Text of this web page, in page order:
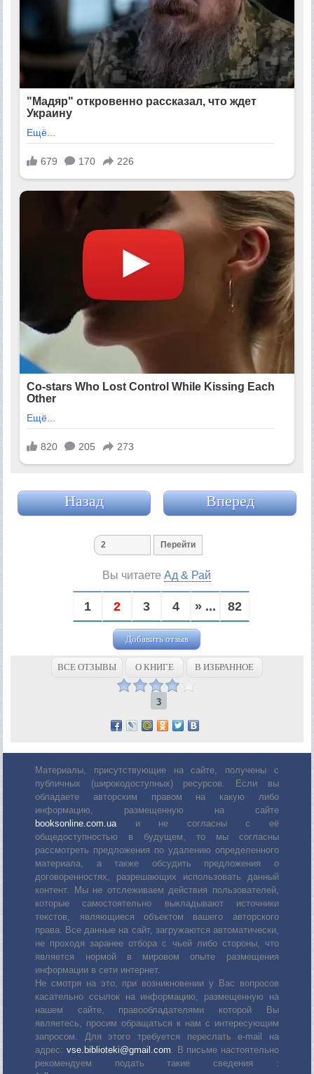
Назад Вперед
Вы читаетеАд & Рай
1 2 3 4 » ... 82
Добавить отзыв
ВСЕ ОТЗЫВЫ О КНИГЕ В ИЗБРАННОЕ
3
Материалы, присутствующие на сайте, получены с
публичных (широкодоступных) ресурсов. Если вы
обладаете авторским правом на какую либо
информацию, размещенную на сайте
booksonline.com.ua и не согласны с её
общедоступностью в будущем, то мы согласны
рассмотреть предложения по удалению определенного
материала, а также обсудить предложения о
договоренностях, разрешающих использовать данный
контент. Мы не отслеживаем действия пользователей,
которые самостоятельно выкладывают источники
текстов, являющиеся объектом вашего авторского
права. Все данные на сайт, загружаются автоматически,
не проходя заранее отбора с чьей либо стороны, что
является нормой в мировом опыте размещения
информации в сети интернет.
Не смотря на это, при возникновении у Вас вопросов
касательно ссылок на информацию, размещенную на
нашем сайте, правообладателями которой Вы
являетесь, просим обращаться к нам с интересующим
запросом. Для этого требуется переслать е-mail на
адрес: vse.biblioteki@gmail.com . В письме настоятельно
рекомендуем подать такие сведения :